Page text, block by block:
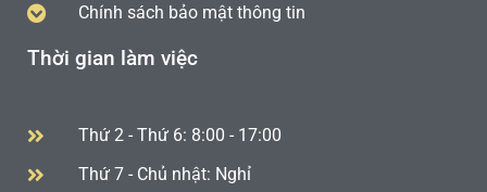
Chính sách bảo mật thông tin
Thời gian làm việc
Thứ 2 - Thứ 6: 8:00 - 17:00
Thứ 7 - Chủ nhật: Nghỉ